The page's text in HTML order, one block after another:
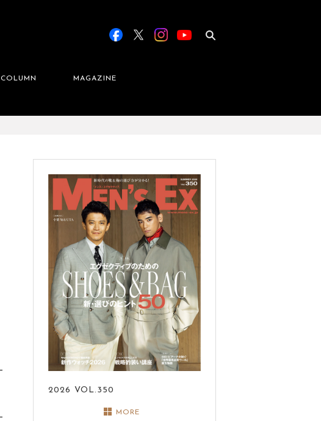
COLUMN MAGAZINE
2026 VOL.350
MORE